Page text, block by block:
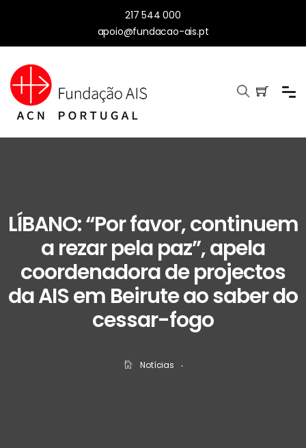
217 544 000
apoio@fundacao-ais.pt
LÍBANO: “Por favor, continuem
a rezar pela paz”, apela
coordenadora de projectos
da AIS em Beirute ao saber do
cessar-fogo
Notícias ‧